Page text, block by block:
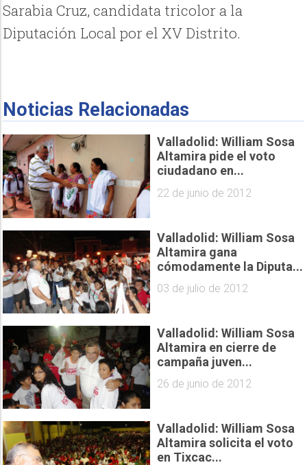
Sarabia Cruz, candidata tricolor a la
Diputación Local por el XV Distrito.
Noticias Relacionadas
Valladolid: William Sosa
Altamira pide el voto
ciudadano en...
22 de junio de 2012
Valladolid: William Sosa
Altamira gana
cómodamente la Diputa...
03 de julio de 2012
Valladolid: William Sosa
Altamira en cierre de
campaña juven...
26 de junio de 2012
Valladolid: William Sosa
Altamira solicita el voto
en Tixcac...